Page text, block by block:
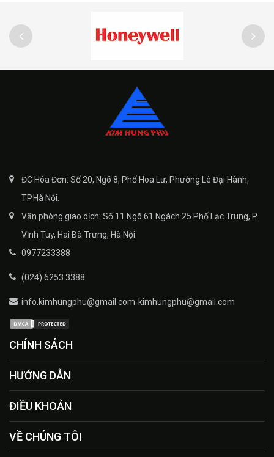
ĐC Hóa Đơn: Số 20, Ngõ 8, Phố Hoa Lư, Phường Lê Đại Hành,
TP.Hà Nội.
Văn phòng giao dịch: Số 11 Ngõ 61 Ngách 25 Phố Lạc Trung, P.
Vĩnh Tuy, Hai Bà Trưng, Hà Nội.
0977233388
(024) 6253 3388
info.kimhungphu@gmail.com-kimhungphu@gmail.com
CHÍNH SÁCH
HƯỚNG DẪN
ĐIỀU KHOẢN
VỀ CHÚNG TÔI